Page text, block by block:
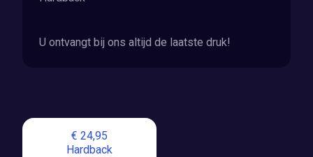
€ 24,95
Hardback
U ontvangt bij ons altijd de laatste druk!